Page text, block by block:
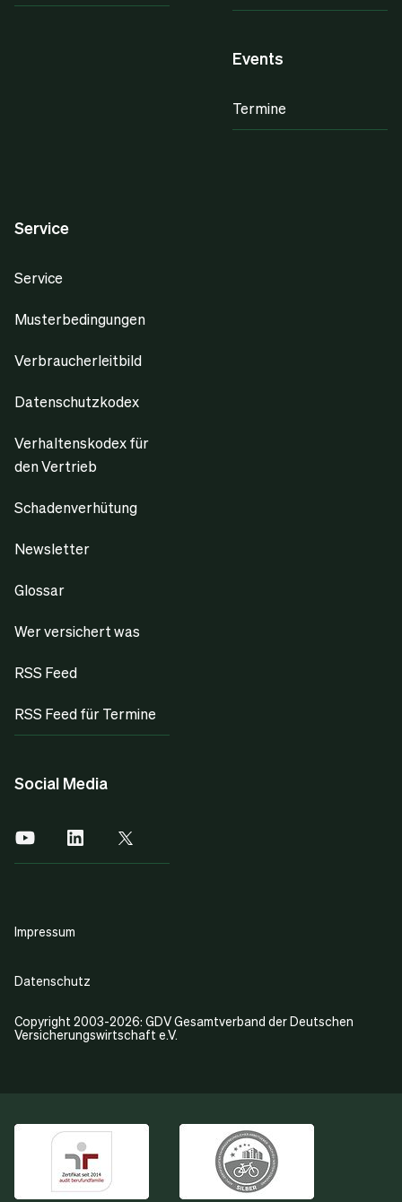
Events
Termine
Service
Service
Musterbedingungen
Verbraucherleitbild
Datenschutzkodex
Verhaltenskodex für
den Vertrieb
Schadenverhütung
Newsletter
Glossar
Wer versichert was
RSS Feed
RSS Feed für Termine
Social Media
Copyright 2003-2026: GDV Gesamtverband der Deutschen
Versicherungswirtschaft e.V.
Impressum
Datenschutz